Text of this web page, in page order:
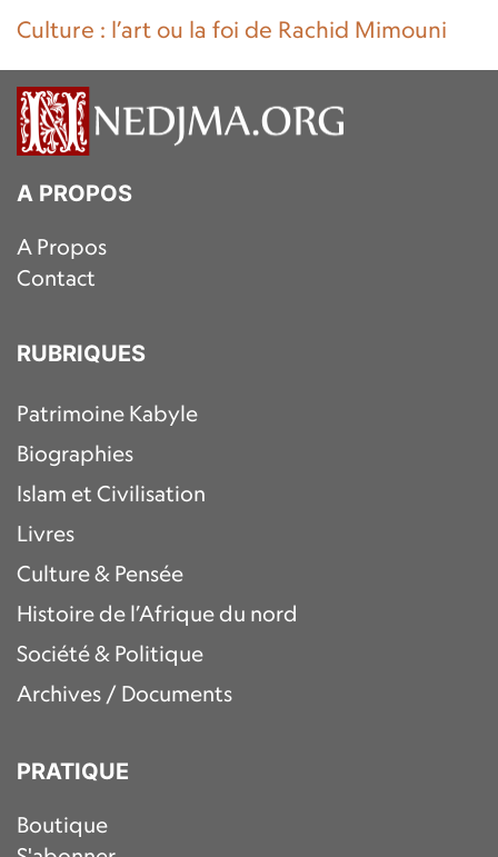
Culture : l’art ou la foi de Rachid Mimouni
A PROPOS
A Propos
Contact
RUBRIQUES
Patrimoine Kabyle
Biographies
Islam et Civilisation
Livres
Culture & Pensée
Histoire de l’Afrique du nord
Société & Politique
Archives / Documents
PRATIQUE
Boutique